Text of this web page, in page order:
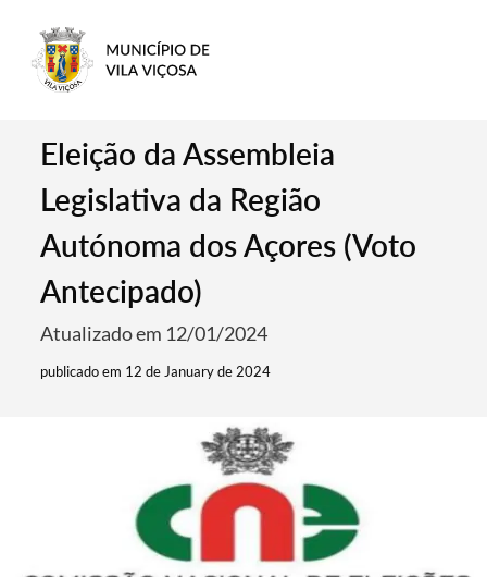
Eleição da Assembleia
Legislativa da Região
Autónoma dos Açores (Voto
Antecipado)
Atualizado em 12/01/2024
publicado em 12 de January de 2024